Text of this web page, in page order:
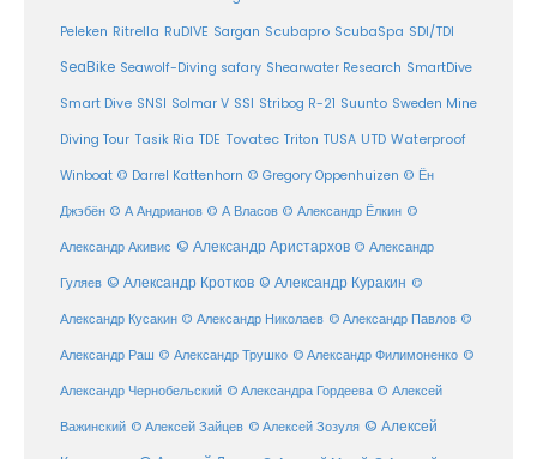
Peleken Ritrella RuDIVE Sargan Scubapro ScubaSpa SDI/TDI
SeaBike Seawolf-Diving safary Shearwater Research SmartDive
Smart Dive SNSI Solmar V SSI Stribog R-21 Suunto Sweden Mine
Diving Tour Tasik Ria TDE Tovatec Triton TUSA UTD Waterproof
Winboat © Darrel Kattenhorn © Gregory Oppenhuizen © Ён
Джэбён © А Андрианов © А Власов © Александр Ёлкин ©
Александр Акивис © Александр Аристархов © Александр
Гуляев © Александр Кротков © Александр Куракин ©
Александр Кусакин © Александр Николаев © Александр Павлов ©
Александр Раш © Александр Трушко © Александр Филимоненко ©
Александр Чернобельский © Александра Гордеева © Алексей
Важинский © Алексей Зайцев © Алексей Зозуля © Алексей